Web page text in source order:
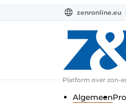
zenronline.eu
Platform over zon-
Algemeen